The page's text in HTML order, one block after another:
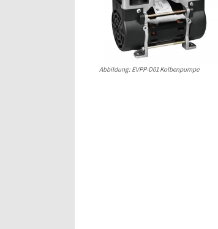
Abbildung: EVPP-D01 Kolbenpumpe